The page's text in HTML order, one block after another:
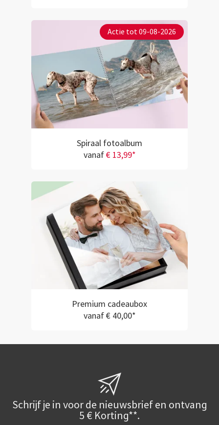
Actie tot 09-08-2026
Spiraal fotoalbum
vanaf€ 13,99*
Premium cadeaubox
vanaf € 40,00*
Schrijf je in voor de nieuwsbrief en ontvang
5 € Korting**.